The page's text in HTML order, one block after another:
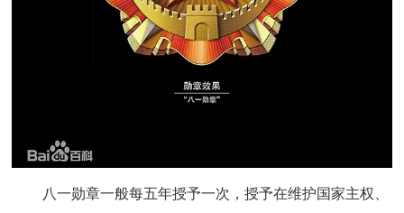
八一勋章一般每五年授予一次，授予在维护国家主权、